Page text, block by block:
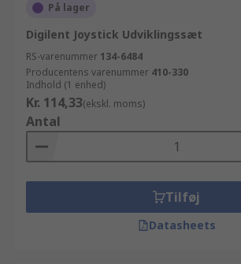
På lager
Digilent Joystick Udviklingssæt
RS-varenummer 134-6484
Producentens varenummer 410-330
Indhold (1 enhed)
Kr. 114,33(ekskl. moms)
Antal
Tilføj
Datasheets